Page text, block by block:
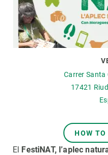
Carrer Santa
17421
HOW TO
El FestiNAT, l’aplec